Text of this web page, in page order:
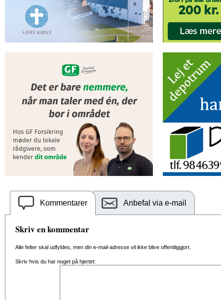
Kommentarer Anbefal via e-mail
Skriv en kommentar
Alle felter skal udfyldes, men din e-mail-adresse vil ikke blive offentliggjort.
Skriv hvis du har noget på hjertet: